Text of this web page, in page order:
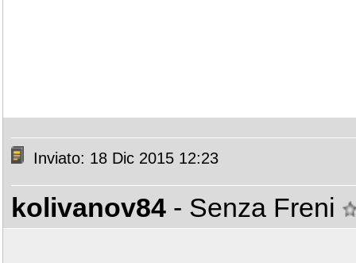
Inviato: 18 Dic 2015 12:23
kolivanov84 - Senza Freni